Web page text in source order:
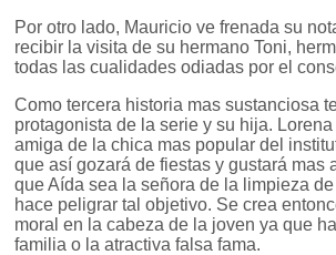
Por otro lado, Mauricio ve frenada su
recibir la visita de su hermano Toni,
todas las cualidades odiadas por el
Como tercera historia mas sustanciosa
protagonista de la serie y su hija.
amiga de la chica mas popular del
que así gozará de fiestas y gustará mas
que Aída sea la señora de la limpieza
hace peligrar tal objetivo. Se crea
moral en la cabeza de la joven ya que
familia o la atractiva falsa fama.